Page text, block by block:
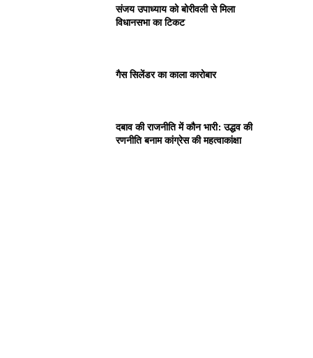
संजय उपाध्याय को बोरीवली से मिला
विधानसभा का टिकट
गैस सिलेंडर का काला कारोबार
दबाव की राजनीति में कौन भारी: उद्धव की
रणनीति बनाम कांग्रेस की महत्वाकांक्षा